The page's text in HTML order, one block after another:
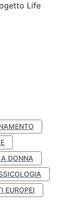
Life
DONNA
EUROPEI